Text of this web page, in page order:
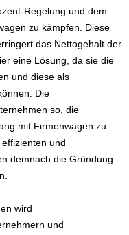
Regelung und dem
zu kämpfen. Diese
das Nettogehalt der
eine Lösung, da sie die
und diese als
Die
so, die
mit Firmenwagen zu
und
demnach die Gründung
wird
und